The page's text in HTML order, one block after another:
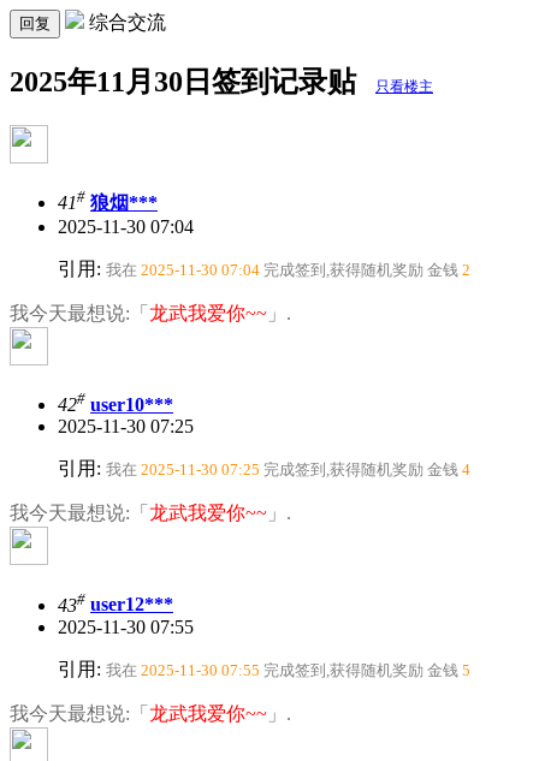
回复 综合交流
2025年11月30日签到记录贴 只看楼主
41# 狼烟***
2025-11-30 07:04
引用: 我在 2025-11-30 07:04 完成签到,获得随机奖励 金钱 2
我今天最想说:「 龙武我爱你~~ 」.
42# user10***
2025-11-30 07:25
引用: 我在 2025-11-30 07:25 完成签到,获得随机奖励 金钱 4
我今天最想说:「 龙武我爱你~~ 」.
43# user12***
2025-11-30 07:55
引用: 我在 2025-11-30 07:55 完成签到,获得随机奖励 金钱 5
我今天最想说:「 龙武我爱你~~ 」.